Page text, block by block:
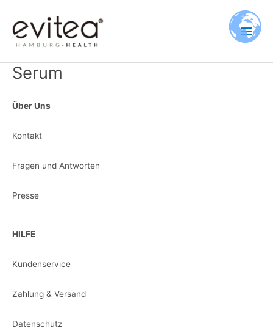
Inhalt
springen
Serum
Über Uns
Kontakt
Fragen und Antworten
Presse
HILFE
Kundenservice
Zahlung & Versand
Datenschutz